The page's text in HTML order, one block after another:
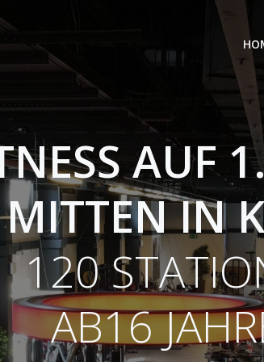
AUF
MITTEN IN
120
AB16